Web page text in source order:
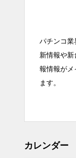
パチンコ業
新情報や
報情報がメ
ます。
カレンダー